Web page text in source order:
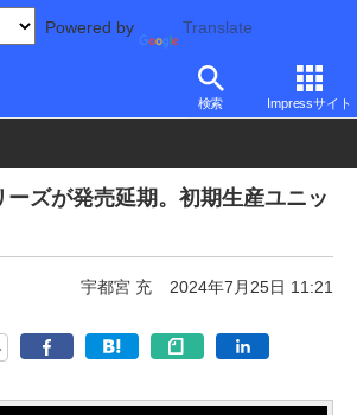
Powered by Translate
検索 Impressサイト
機器
ズが発売延期。初期生産ユニッ
宇都宮 充 2024年7月25日 11:21